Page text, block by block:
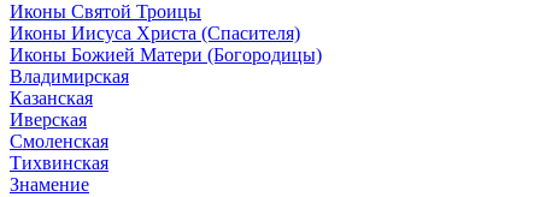
Иконы Святой Троицы
Иконы Иисуса Христа (Спасителя)
Иконы Божией Матери (Богородицы)
Владимирская
Казанская
Иверская
Смоленская
Тихвинская
Знамение